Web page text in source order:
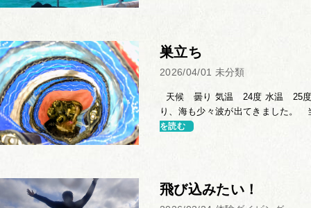
巣立ち
2026/04/01 未分類
天候 曇り 気温 24度 水温 25度
り、海も少々波が出てきました。
を読む
飛び込みたい！